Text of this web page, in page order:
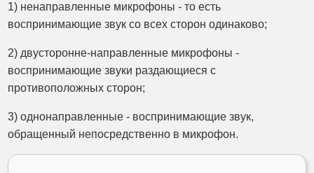
1) ненаправленные микрофоны - то есть
воспринимающие звук со всех сторон одинаково;
2) двусторонне-направленные микрофоны -
воспринимающие звуки раздающиеся с
противоположных сторон;
3) однонаправленные - воспринимающие звук,
обращенный непосредственно в микрофон.